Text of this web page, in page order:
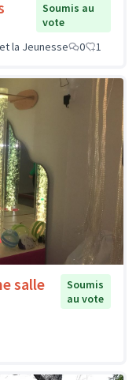
Soumis au
vote
la Jeunesse
0 1
salle
Soumis
au vote